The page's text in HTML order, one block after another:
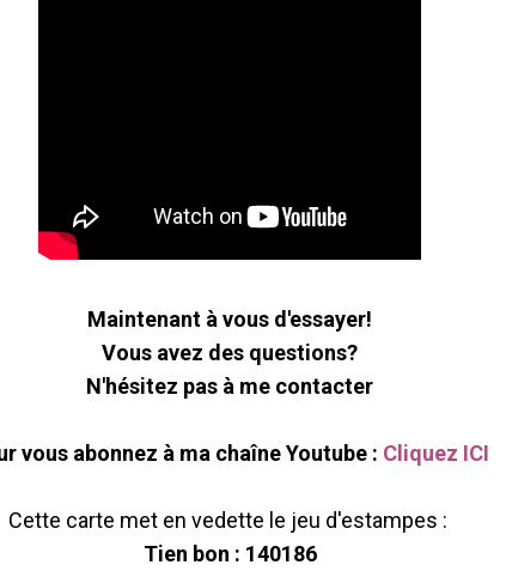
Maintenant à vous d'essayer!
Vous avez des questions?
N'hésitez pas à me contacter
vous abonnez à ma chaîne Youtube : Cliquez ICI
Cette carte met en vedette le jeu d'estampes :
Tien bon : 140186